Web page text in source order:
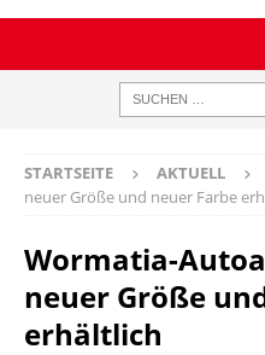
STARTSEITE AKTUELL
neuer Größe und neuer Farbe
Wormatia-
neuer Größe
erhältlich